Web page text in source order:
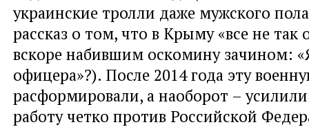
украинские тролли даже мужского
рассказ о том, что в Крыму «все не так
вскоре набившим оскомину зачином:
офицера»?). После 2014 года эту
расформировали, а наоборот –
работу четко против Российской